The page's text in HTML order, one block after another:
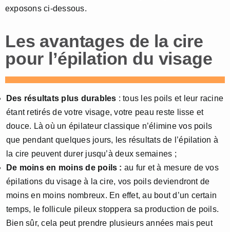
exposons ci-dessous.
Les avantages de la cire
pour l’épilation du visage
Des résultats plus durables : tous les poils et leur racine
étant retirés de votre visage, votre peau reste lisse et
douce. Là où un épilateur classique n’élimine vos poils
que pendant quelques jours, les résultats de l’épilation à
la cire peuvent durer jusqu’à deux semaines ;
De moins en moins de poils : au fur et à mesure de vos
épilations du visage à la cire, vos poils deviendront de
moins en moins nombreux. En effet, au bout d’un certain
temps, le follicule pileux stoppera sa production de poils.
Bien sûr, cela peut prendre plusieurs années mais peut